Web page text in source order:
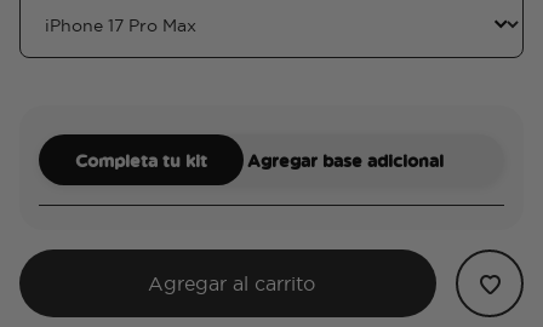
Completa tu kit Agregar base adicional
Agregar al carrito